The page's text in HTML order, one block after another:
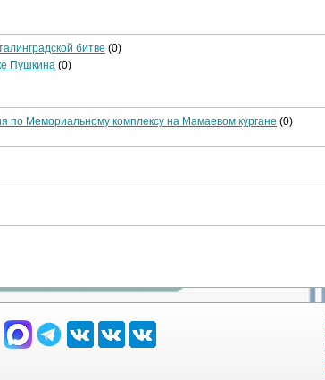
битве (0)
Пушкина (0)
по Мемориальному комплексу на Мамаевом кургане (0)